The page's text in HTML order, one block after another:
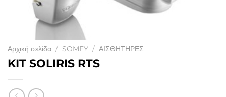
Αρχική σελίδα / SOMFY / ΑΙΣΘΗΤΗΡΕΣ
KIT SOLIRIS RTS